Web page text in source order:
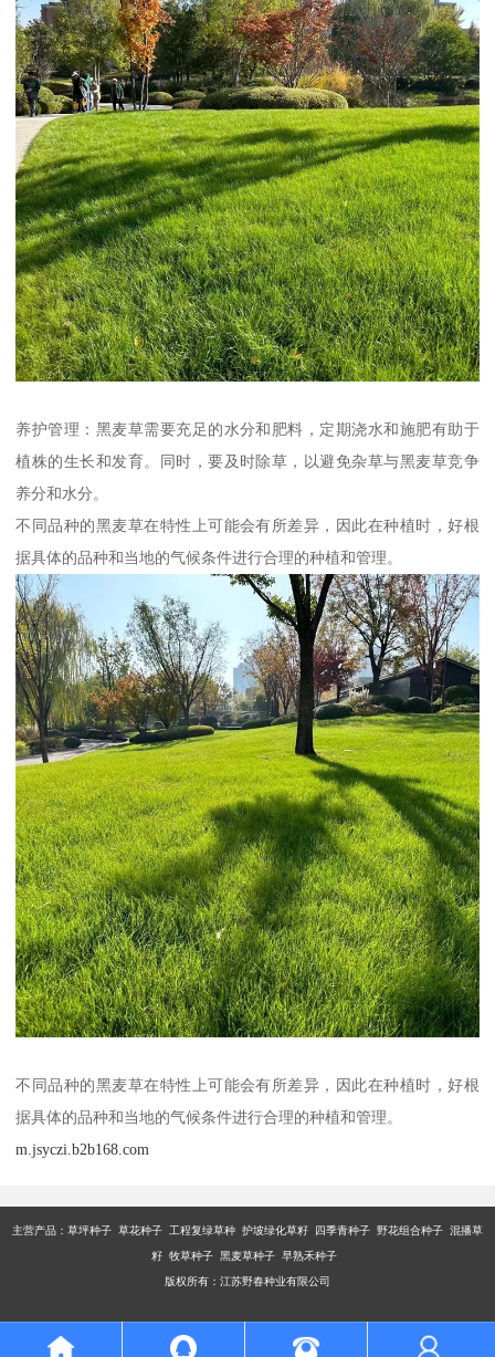
养护管理：黑麦草需要充足的水分和肥料，定期浇水和施肥有助于
植株的生长和发育。同时，要及时除草，以避免杂草与黑麦草竞争
养分和水分。
不同品种的黑麦草在特性上可能会有所差异，因此在种植时，好根
据具体的品种和当地的气候条件进行合理的种植和管理。
不同品种的黑麦草在特性上可能会有所差异，因此在种植时，好根
据具体的品种和当地的气候条件进行合理的种植和管理。
m.jsyczi.b2b168.com
主营产品： 草坪种子 草花种子 工程复绿草种 护坡绿化草籽 四季青种子 野花组合种子 混播草
籽 牧草种子 黑麦草种子 早熟禾种子
版权所有：江苏野春种业有限公司